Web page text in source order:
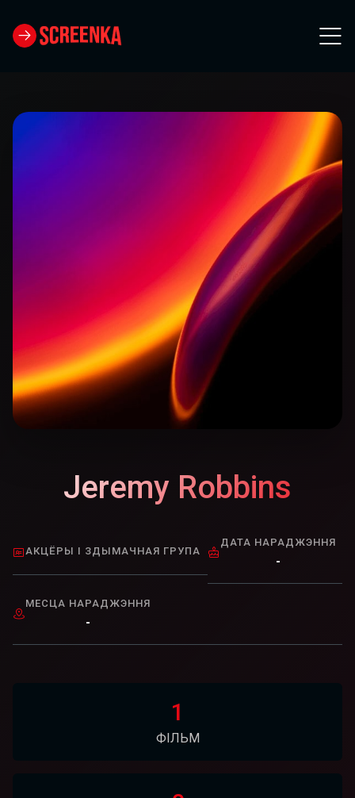
Jeremy Robbins
АКЦЁРЫ І ЗДЫМАЧНАЯ ГРУПА
ДАТА НАРАДЖЭННЯ
-
МЕСЦА НАРАДЖЭННЯ
-
1
ФІЛЬМ